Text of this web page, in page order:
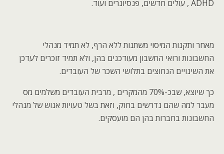
ADHD , עולים חדשים, פנסיונרים ועוד.
מאחר ותקנות המיסוי משתנות ללא הרף, לא תמיד מנהלי
החשבונות ורואי החשבון מעודכנים בהן, ולא תמיד זוכרים לעדכן
את השינויים הנחוצים בתלושי השכר של העובדים.
כך שיוצא, שבכ-70% מהמקרים , מרבית העובדים משלמים מס
מעבר למה שהם נדרשים בחוק, וזאת בשל טעויות אנוש של מנהלי
החשבונות בחברות בהן הם מועסקים.